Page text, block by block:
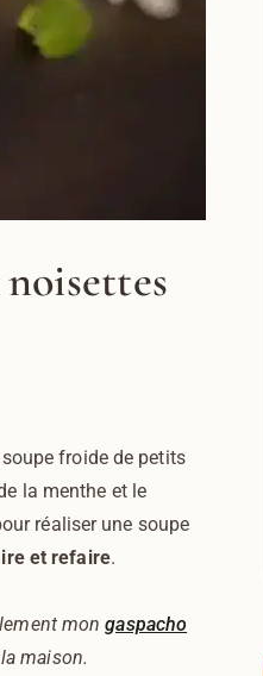
froide de petits
la menthe et le
réaliser une soupe
et refaire.
mongaspacho
maison.